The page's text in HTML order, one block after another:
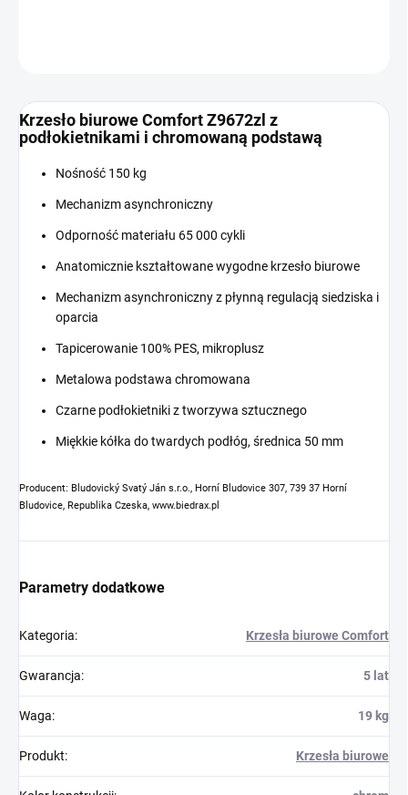
Krzesło biurowe Comfort Z9672zl z
podłokietnikami i chromowaną podstawą
Nośność 150 kg
Mechanizm asynchroniczny
Odporność materiału 65 000 cykli
Anatomicznie kształtowane wygodne krzesło biurowe
Mechanizm asynchroniczny z płynną regulacją siedziska i
oparcia
Tapicerowanie 100% PES, mikroplusz
Metalowa podstawa chromowana
Czarne podłokietniki z tworzywa sztucznego
Miękkie kółka do twardych podłóg, średnica 50 mm
Producent: Bludovický Svatý Ján s.r.o., Horní Bludovice 307, 739 37 Horní
Bludovice, Republika Czeska, www.biedrax.pl
Parametry dodatkowe
Kategoria: Krzesła biurowe Comfort
Gwarancja: 5 lat
Waga: 19 kg
Produkt: Krzesła biurowe